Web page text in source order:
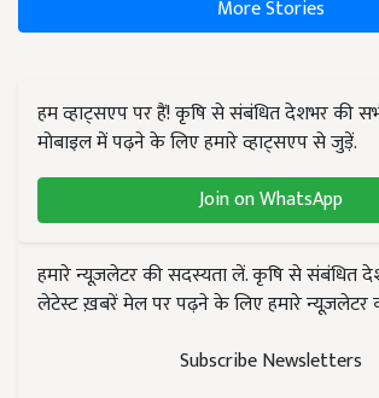
More Stories
हम व्हाट्सएप पर हैं! कृषि से संबंधित देशभर की
मोबाइल में पढ़ने के लिए हमारे व्हाट्सएप से जुड़ें.
Join on WhatsApp
हमारे न्यूज़लेटर की सदस्यता लें. कृषि से संबंधित
लेटेस्ट ख़बरें मेल पर पढ़ने के लिए हमारे न्यूज़लेटर
Subscribe Newsletters